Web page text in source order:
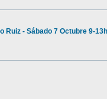
Ruiz - Sábado 7 Octubre 9-